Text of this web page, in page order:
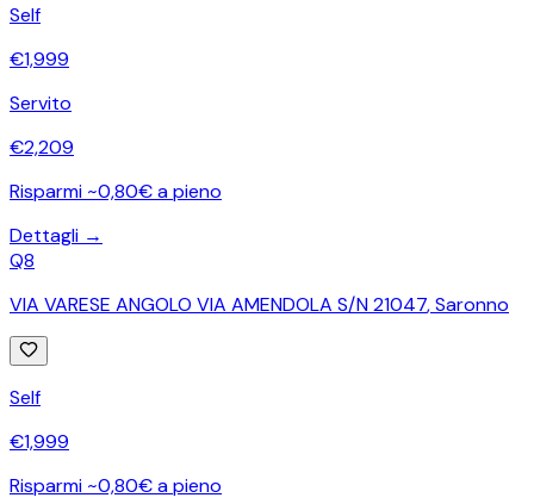
Self
€1,999
Servito
€2,209
Risparmi ~0,80€ a pieno
Dettagli →
Q8
VIA VARESE ANGOLO VIA AMENDOLA S/N 21047,Saronno
Self
€1,999
Risparmi ~0,80€ a pieno